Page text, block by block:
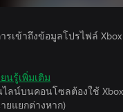
รเข้าถึงข้อมูลโปรไฟล์
ยนรู้เพิ่มเติม
น์บนคอนโซลต้องใช้ Xbox
ยแยกต่างหาก)